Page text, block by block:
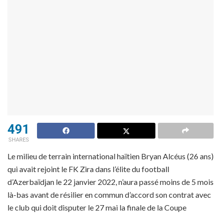
491
SHARES
Le milieu de terrain international haïtien Bryan Alcéus (26 ans)
qui avait rejoint le FK Zira dans l’élite du football
d’Azerbaïdjan le 22 janvier 2022, n’aura passé moins de 5 mois
là-bas avant de résilier en commun d’accord son contrat avec
le club qui doit disputer le 27 mai la finale de la Coupe